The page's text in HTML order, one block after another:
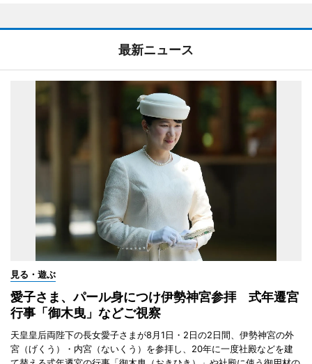
最新ニュース
見る・遊ぶ
愛子さま、パール身につけ伊勢神宮参拝 式年遷宮
行事「御木曳」などご視察
天皇皇后両陛下の長女愛子さまが8月1日・2日の2日間、伊勢神宮の外
宮（げくう）・内宮（ないくう）を参拝し、20年に一度社殿などを建